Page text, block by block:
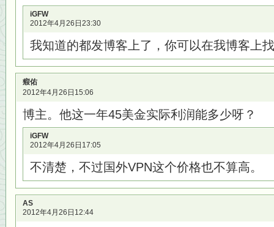
iGFW
2012年4月26日23:30
我知道的都发博客上了，你可以在我博客上
瘕佑
2012年4月26日15:06
博主。他这一年45美金实际利润能多少呀？
iGFW
2012年4月26日17:05
不清楚，不过国外VPN这个价格也不算高。
AS
2012年4月26日12:44